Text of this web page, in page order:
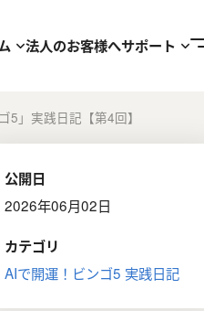
法人のお客様へサポート
5」実践日記【第4回】
公開日
2026年06月02日
カテゴリ
AIで開運！ビンゴ5 実践日記